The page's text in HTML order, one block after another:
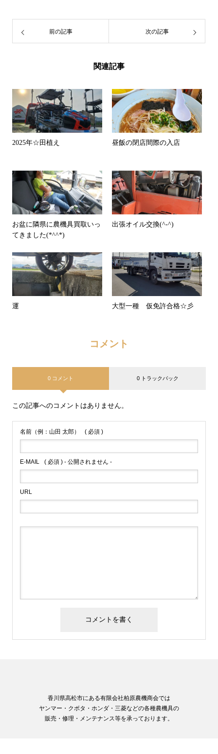
前の記事 次の記事
関連記事
2025年☆田植え 昼飯の閉店間際の入店
お盆に隣県に農機具買取いっ
てきました(*^^*)
出張オイル交換(^-^)
運 大型一種 仮免許合格☆彡
コメント
0 コメント 0 トラックバック
この記事へのコメントはありません。
名前（例：山田 太郎） ( 必須 )
E-MAIL ( 必須 ) - 公開されません -
URL
香川県高松市にある有限会社柏原農機商会では
ヤンマー・クボタ・ホンダ・三菱などの各種農機具の
販売・修理・メンテナンス等を承っております。